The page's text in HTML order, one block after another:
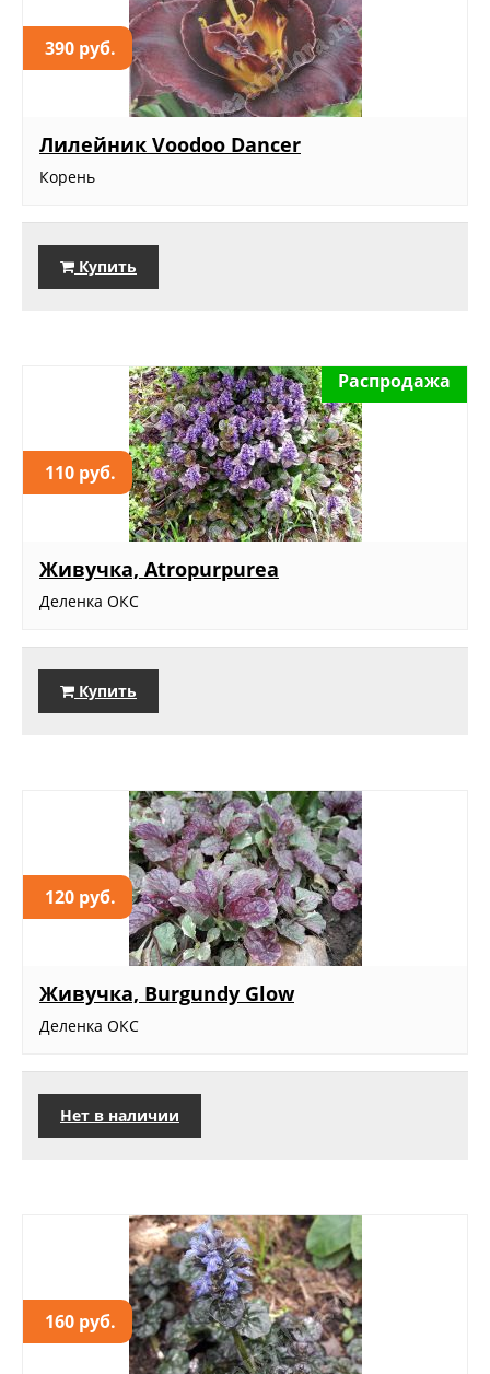
390 руб.
Лилейник Voodoo Dancer
Корень
Купить
110 руб.
Распродажа
Живучка, Atropurpurea
Деленка ОКС
Купить
120 руб.
Живучка, Burgundy Glow
Деленка ОКС
Нет в наличии
160 руб.